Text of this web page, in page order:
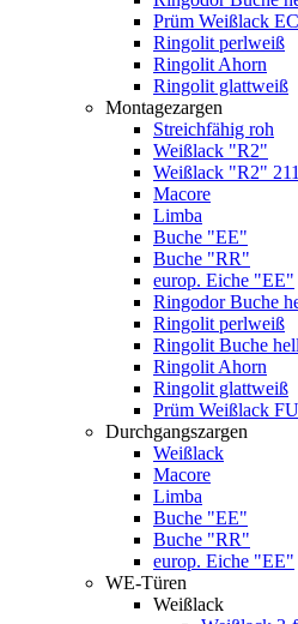
Prüm Weißlack EC
Ringolit perlweiß
Ringolit Ahorn
Ringolit glattweiß
Montagezargen
Streichfähig roh
Weißlack "R2"
Weißlack "R2" 211
Macore
Limba
Buche "EE"
Buche "RR"
europ. Eiche "EE"
Ringodor Buche
Ringolit perlweiß
Ringolit Buche
Ringolit Ahorn
Ringolit glattweiß
Prüm Weißlack
Durchgangszargen
Weißlack
Macore
Limba
Buche "EE"
Buche "RR"
europ. Eiche "EE"
WE-Türen
Weißlack